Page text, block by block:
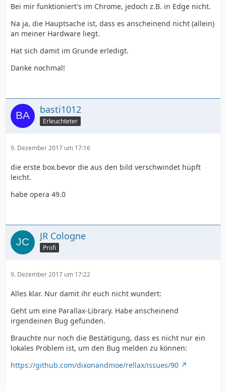
Bei mir funktioniert's im Chrome, jedoch z.B. in Edge nicht.
Na ja, die Hauptsache ist, dass es anscheinend nicht (allein)
an meiner Hardware liegt.
Hat sich damit im Grunde erledigt.
Danke nochmal!
basti1012
Erleuchteter
9. Dezember 2017 um 17:16
die erste box.bevor die aus den bild verschwindet hüpft
leicht.
habe opera 49.0
JR Cologne
Profi
9. Dezember 2017 um 17:22
Alles klar. Nur damit ihr euch nicht wundert:
Geht um eine Parallax-Library. Habe anscheinend
irgendeinen Bug gefunden.
Brauchte nur noch die Bestätigung, dass es nicht nur ein
lokales Problem ist, um den Bug melden zu können:
https://github.com/dixonandmoe/rellax/issues/90